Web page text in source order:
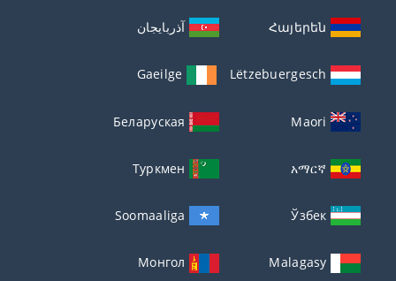
Հայերեն آذربايجان
Lëtzebuergesch
Gaeilge
Maori
Беларуская
አማርኛ
Туркмен
Ўзбек
Soomaaliga
Malagasy
Монгол